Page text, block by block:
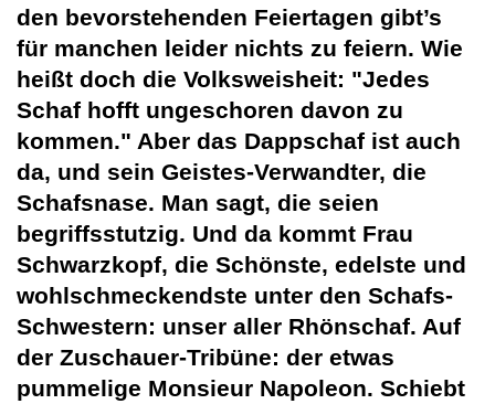
den bevorstehenden Feiertagen gibt’s
für manchen leider nichts zu feiern. Wie
heißt doch die Volksweisheit: "Jedes
Schaf hofft ungeschoren davon zu
kommen." Aber das Dappschaf ist auch
da, und sein Geistes-Verwandter, die
Schafsnase. Man sagt, die seien
begriffsstutzig. Und da kommt Frau
Schwarzkopf, die Schönste, edelste und
wohlschmeckendste unter den Schafs-
Schwestern: unser aller Rhönschaf. Auf
der Zuschauer-Tribüne: der etwas
pummelige Monsieur Napoleon. Schiebt